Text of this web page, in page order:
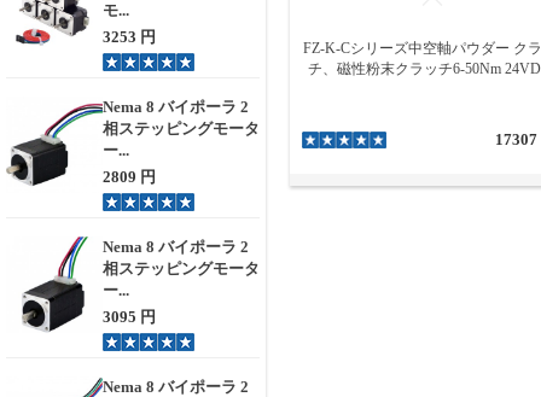
モ...
3253 円
Nema 8 バイポーラ 2
相ステッピングモータ
ー...
2809 円
Nema 8 バイポーラ 2
相ステッピングモータ
ー...
3095 円
Nema 8 バイポーラ 2
FZ-K-Cシリーズ中空軸パウダー ク
チ、磁性粉末クラッチ6-50Nm
17307